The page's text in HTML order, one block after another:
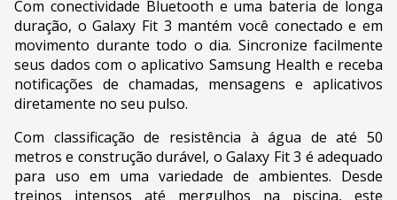
Com conectividade Bluetooth e uma bateria de longa
duração, o Galaxy Fit 3 mantém você conectado e em
movimento durante todo o dia. Sincronize facilmente
seus dados com o aplicativo Samsung Health e receba
notificações de chamadas, mensagens e aplicativos
diretamente no seu pulso.
Com classificação de resistência à água de até 50
metros e construção durável, o Galaxy Fit 3 é adequado
para uso em uma variedade de ambientes. Desde
treinos intensos até mergulhos na piscina, este